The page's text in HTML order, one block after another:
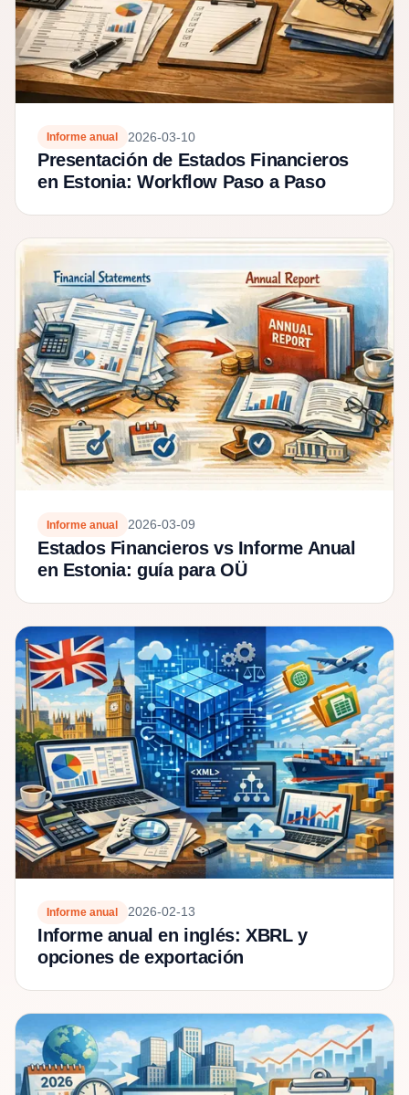
Informe anual 2026-03-10
Presentación de Estados Financieros
en Estonia: Workflow Paso a Paso
Informe anual 2026-03-09
Estados Financieros vs Informe Anual
en Estonia: guía para OÜ
Informe anual 2026-02-13
Informe anual en inglés: XBRL y
opciones de exportación